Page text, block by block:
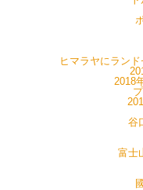
ヒマラヤにラン
2018
谷
富士